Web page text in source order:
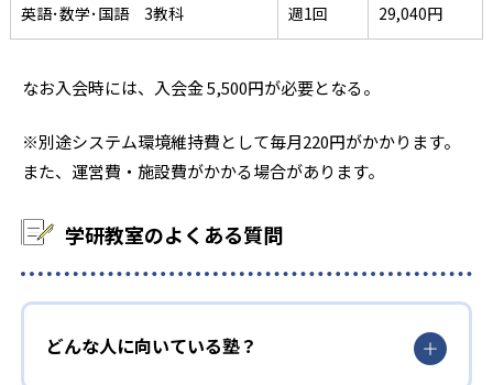
英語･数学･国語 3教科 週1回 29,040円
なお入会時には、入会金 5,500円が必要となる。
※別途システム環境維持費として毎月220円がかかります。
また、運営費・施設費がかかる場合があります。
学研教室のよくある質問
どんな人に向いている塾？